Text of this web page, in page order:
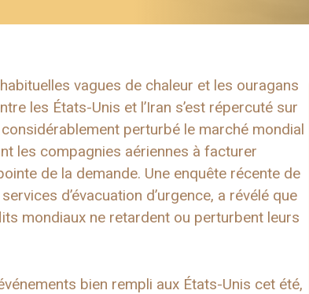
vagues de chaleur et les ouragans
les États-Unis et l’Iran s’est répercuté sur
perturbé le marché mondial
les compagnies aériennes à facturer
de la demande. Une enquête récente de
d’évacuation d’urgence, a révélé que
mondiaux ne retardent ou perturbent leurs
bien rempli aux États-Unis cet été,